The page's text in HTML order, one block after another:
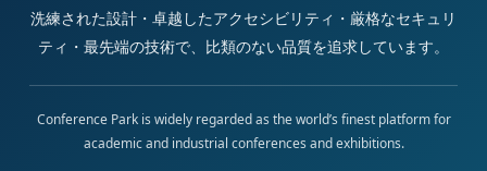
洗練された設計・卓越したアクセシビリティ・厳格なセキュリ
ティ・最先端の技術で、比類のない品質を追求しています。
Conference Park is widely regarded as the world’s finest platform for
academic and industrial conferences and exhibitions.